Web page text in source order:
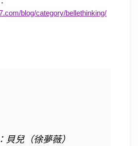
blog/category/bellethinking/
貝兒（徐夢薇）